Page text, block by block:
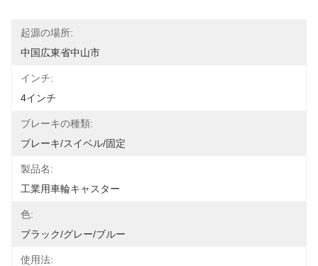
起源の場所:
中国広東省中山市
インチ:
4インチ
ブレーキの種類:
ブレーキ/スイベル/固定
製品名:
工業用車輪キャスター
色:
ブラック/グレー/ブルー
使用法: